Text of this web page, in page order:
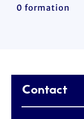
0 formation
Contact